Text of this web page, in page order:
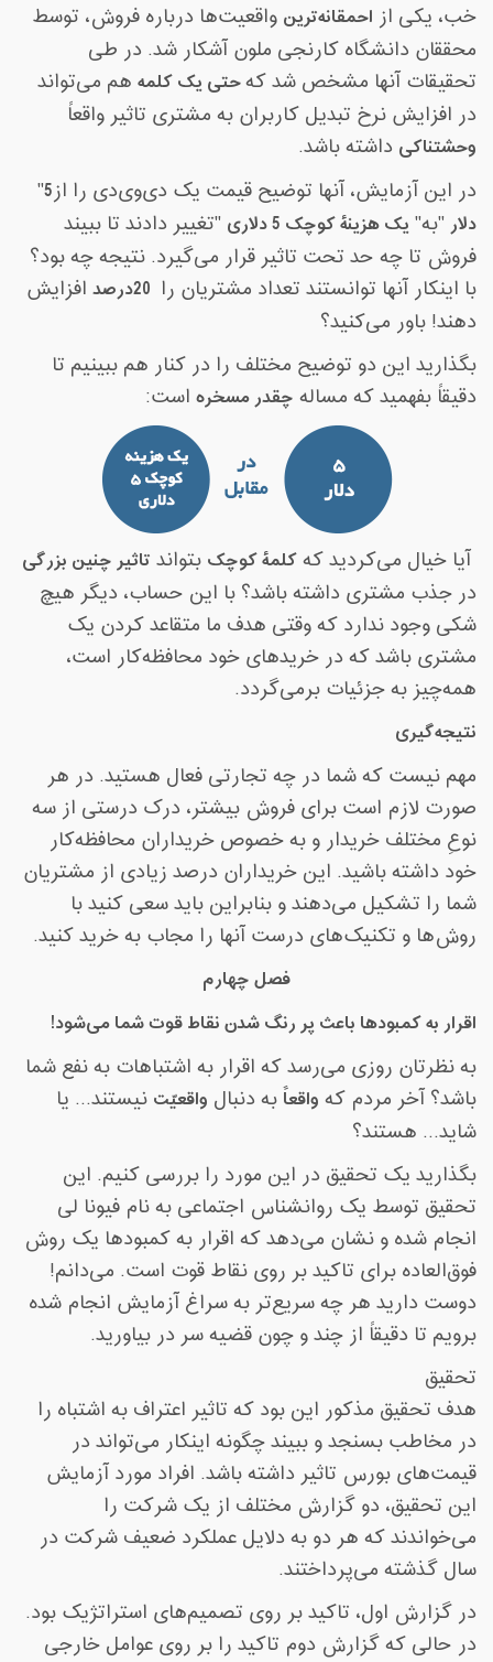
خب، یکی از احمقانه‌ترین واقعیت‌ها درباره فروش، توسط
محققان دانشگاه کارنجی ملون آشکار شد. در طی
تحقیقات آنها مشخص شد کهحتی یک کلمه هم می‌تواند
در افزایش نرخ تبدیل کاربران به مشتری تاثیر واقعاً
وحشتناکی داشته باشد.
در این آزمایش، آنها توضیح قیمت یک دی‌وی‌دی را از "5
دلار "به"یک هزینۀ کوچک 5 دلاری "تغییر دادند تا ببیند
فروش تا چه حد تحت تاثیر قرار می‌گیرد. نتیجه چه بود؟
با اینکار آنها توانستند تعداد مشتریان را 20درصد افزایش
دهند! باور می‌کنید؟
بگذارید این دو توضیح مختلف را در کنار هم ببینیم تا
دقیقاً بفهمید که مساله چقدر مسخره است:
آیا خیال می‌کردید کهکلمۀ کوچک بتواند تاثیر چنین بزرگی
در جذب مشتری داشته باشد؟ با این حساب، دیگر هیچ
شکی وجود ندارد که وقتی هدف ما متقاعد کردن یک
مشتری باشد که در خریدهای خود محافظه‌کار است،
همه‌چیز به جزئیات برمی‌گردد.
نتیجه‌گیری
مهم نیست که شما در چه تجارتی فعال هستید. در هر
صورت لازم است برای فروش بیشتر، درک درستی از سه
نوعِ مختلف خریدار و به خصوص خریداران محافظه‌کار
خود داشته باشید. این خریداران درصد زیادی از مشتریان
شما را تشکیل می‌دهند و بنابراین باید سعی کنید با
روش‌ها و تکنیک‌های درست آنها را مجاب به خرید کنید.
فصل چهارم
اقرار به کمبودها باعث پر رنگ شدن نقاط قوت شما می‌شود!
به نظرتان روزی می‌رسد که اقرار به اشتباهات به نفع شما
باشد؟ آخر مردم که واقعاً به دنبال واقعیّت نیستند... یا
شاید... هستند؟
بگذارید یک تحقیق در این مورد را بررسی کنیم. این
تحقیق توسط یک روانشناس اجتماعی به نام فیونا لی
انجام شده و نشان می‌دهد که اقرار به کمبودها یک روش
فوق‌العاده برای تاکید بر روی نقاط قوت است. می‌دانم!
دوست دارید هر چه سریع‌تر به سراغ آزمایش انجام شده
برویم تا دقیقاً از چند و چون قضیه سر در بیاورید.
تحقیق
هدف تحقیق مذکور این بود که تاثیر اعتراف به اشتباه را
در مخاطب بسنجد و ببیند چگونه اینکار می‌تواند در
قیمت‌های بورس تاثیر داشته باشد. افراد مورد آزمایش
این تحقیق، دو گزارش مختلف از یک شرکت را
می‌خواندند که هر دو به دلایل عملکرد ضعیف شرکت در
سال گذشته می‌پرداختند.
در گزارش اول، تاکید بر روی تصمیم‌های استراتژیک بود.
در حالی که گزارش دوم تاکید را بر روی عوامل خارجی